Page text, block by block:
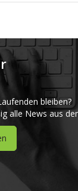
bleiben?
alle News aus